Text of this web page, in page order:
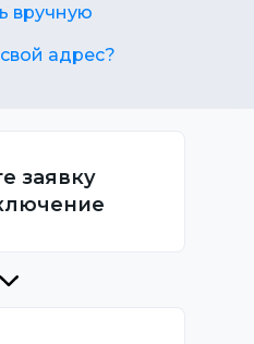
вручную
адрес?
заявку